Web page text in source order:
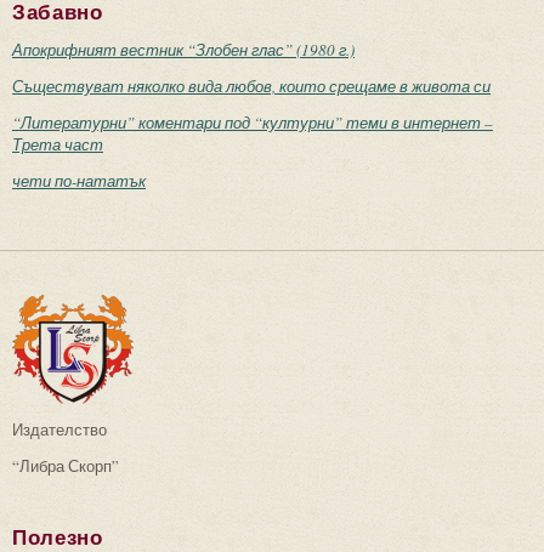
Забавно
Апокрифният вестник “Злобен глас” (1980 г.)
Съществуват няколко вида любов, които срещаме в живота си
“Литературни” коментари под “културни” теми в интернет –
Трета част
чети по-нататък
Издателство
“Либра Скорп”
Полезно